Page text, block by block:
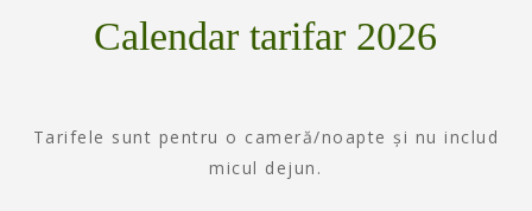
Calendar tarifar 2026
Tarifele sunt pentru o cameră/noapte și nu includ
micul dejun.